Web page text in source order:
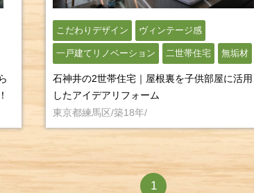
こだわりデザイン ヴィンテージ感
一戸建てリノベーション 二世帯住宅 無垢材
石神井の2世帯住宅｜屋根裏を子供部屋に活用
したアイデアリフォーム
東京都練馬区/築18年/
1